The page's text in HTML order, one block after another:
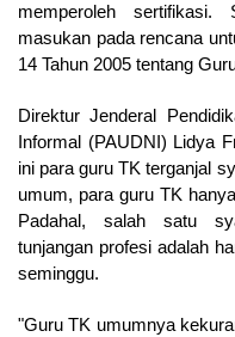
memperoleh sertifikasi.
masukan pada rencana
14 Tahun 2005 tentang
Direktur Jenderal
Informal (PAUDNI) Lidya
ini para guru TK terganjal
umum, para guru TK
Padahal, salah satu
tunjangan profesi adalah
seminggu.
"Guru TK umumnya